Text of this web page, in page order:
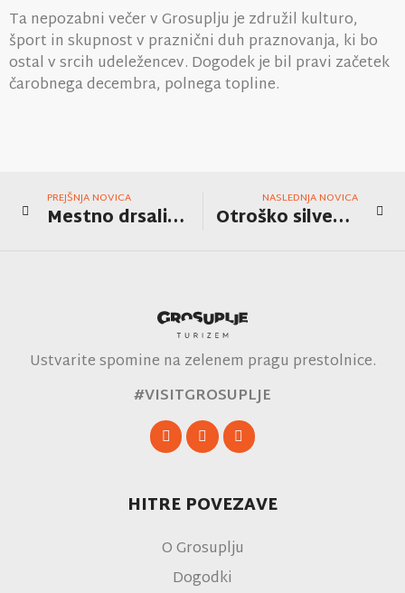
Ta nepozabni večer v Grosuplju je združil kulturo,
šport in skupnost v praznični duh praznovanja, ki bo
ostal v srcih udeležencev. Dogodek je bil pravi začetek
čarobnega decembra, polnega topline.
PREJŠNJA NOVICA
Mestno drsališče Grosuplje
NASLEDNJA NOVICA
Otroško silvestrovanje v Grosupljem
Ustvarite spomine na zelenem pragu prestolnice.
#VISITGROSUPLJE
HITRE POVEZAVE
O Grosuplju
Dogodki